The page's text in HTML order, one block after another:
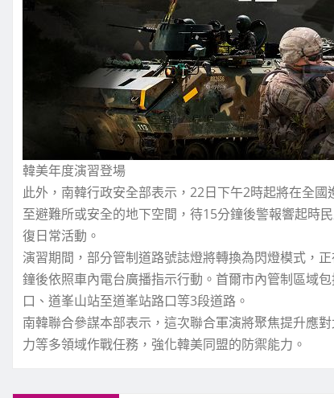
韓美年度演習登場
此外，南韓行政安全部表示，22日下午2時起將在全
至避難所或安全的地下空間，待15分鐘後警報響起時
復日常活動。
演習期間，部分管制道路號誌燈將轉換為閃燈模式，
鐘後依照車內電台廣播指示行動。首爾市內管制區域
口、道峯山站至道峯站路口等3段道路。
南韓聯合參謀本部表示，這次聯合軍演將聚焦提升應
力等多領域作戰任務，強化韓美同盟的防禦能力。